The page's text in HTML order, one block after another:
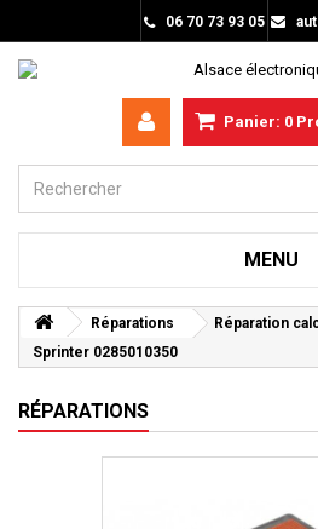
06 70 73 93 05
Panier: 0
MENU
Réparations
Réparation
Sprinter 0285010350
RÉPARATIONS